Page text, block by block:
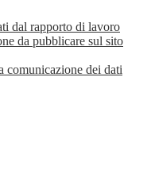
dal rapporto di lavoro
da pubblicare sul sito
comunicazione dei dati